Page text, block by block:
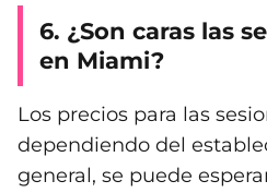
6. ¿Son caras las
en Miami?
Los precios para las
dependiendo del
general, se puede